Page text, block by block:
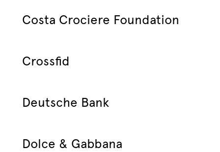
Costa Crociere Foundation
Crossfid
Deutsche Bank
Dolce & Gabbana